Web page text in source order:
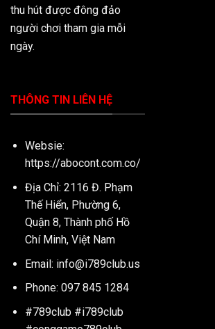
thu hút được đông đảo
người chơi tham gia mỗi
ngày.
THÔNG TIN LIÊN HỆ
Websie:
https://abocont.com.co/
Địa Chỉ: 2116 Đ. Phạm
Thế Hiển, Phường 6,
Quận 8, Thành phố Hồ
Chí Minh, Việt Nam
Email: info@i789club.us
Phone: 097 845 1284
#789club #i789club